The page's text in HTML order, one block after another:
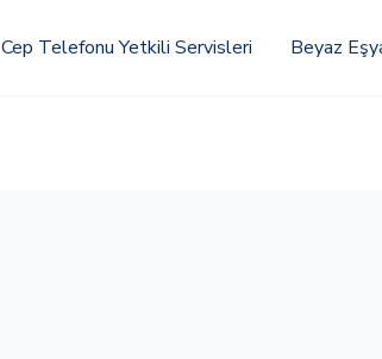
Cep Telefonu Yetkili Servisleri Beyaz